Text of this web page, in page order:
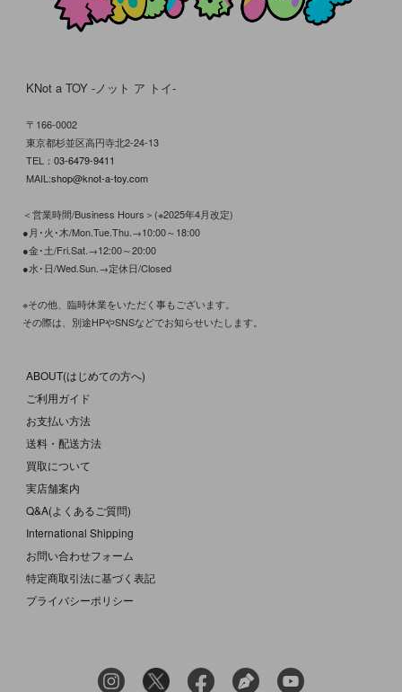
KNot a TOY -ノット ア トイ-
〒166-0002
東京都杉並区高円寺北2-24-13
TEL： 03-6479-9411
MAIL:shop@knot-a-toy.com
＜営業時間/Business Hours＞(※2025年4月改定)
●月･火･木/Mon.Tue.Thu.→10:00～18:00
●金･土/Fri.Sat.→12:00～20:00
●水･日/Wed.Sun.→定休日/Closed
※その他、臨時休業をいただく事もございます。
その際は、別途HPやSNSなどでお知らせいたします。
ABOUT(はじめての方へ)
ご利用ガイド
お支払い方法
送料・配送方法
買取について
実店舗案内
Q&A(よくあるご質問)
International Shipping
お問い合わせフォーム
特定商取引法に基づく表記
プライバシーポリシー